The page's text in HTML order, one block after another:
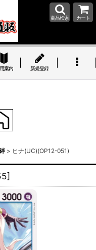
商品検索 カート
案内 新規登録
> ヒナ(UC)(OP12-051)
]